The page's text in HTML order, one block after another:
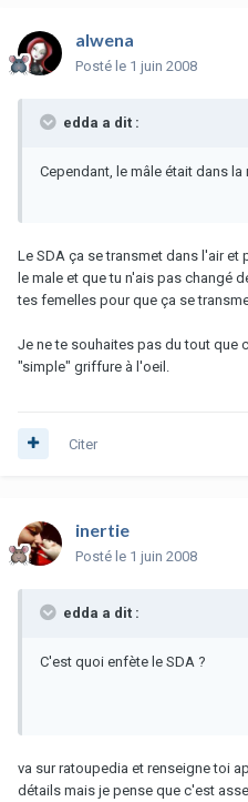
alwena
Posté le 1 juin 2008
edda a dit :
Cependant, le mâle était dans la
Le SDA ça se transmet dans l'air
le male et que tu n'ais pas changé
tes femelles pour que ça se
Je ne te souhaites pas du tout que
"simple" griffure à l'oeil.
Citer
inertie
Posté le 1 juin 2008
edda a dit :
C'est quoi enfète le SDA ?
va sur ratoupedia et renseigne toi
détails mais je pense que c'est